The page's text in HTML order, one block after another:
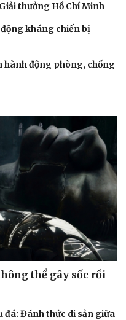
sống
Tình yêu - Gia đình
thưởng Hồ Chí Minh
kháng chiến bị
hành động phòng, chống
thể gây sốc rồi
đá: Đánh thức di sản giữa